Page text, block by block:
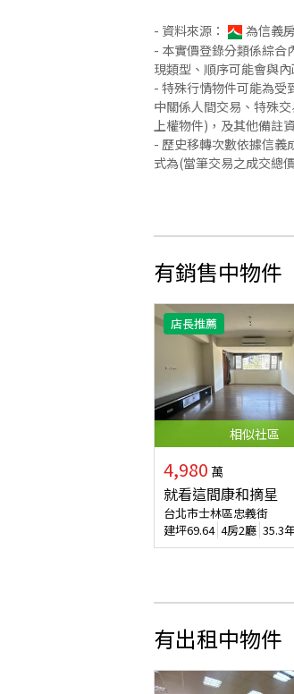
- 資料來源： 為信義
- 本實價登錄分類係綜合
現類型、順序可能會與
- 特殊行情物件可能為受
中關係人間交易、特殊
上權物件)，及其他備註
- 歷史移轉次數依據信義
式為(當筆交易之成交總
有銷售中物件
店長推薦
相似社區
4,980 萬
就看這間康和摘星
台北市士林區忠義街
建坪69.64 4房2廳 35.3
有出租中物件